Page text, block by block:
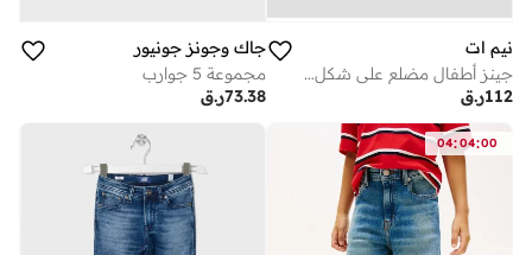
نيم ات
جينز أطفال مضلع على شكل حرف
ر.ق112
جاك وجونز جونيور
مجموعة 5 جوارب
ر.ق73.38
04:04:00